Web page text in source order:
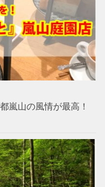
嵐山の風情が最高！